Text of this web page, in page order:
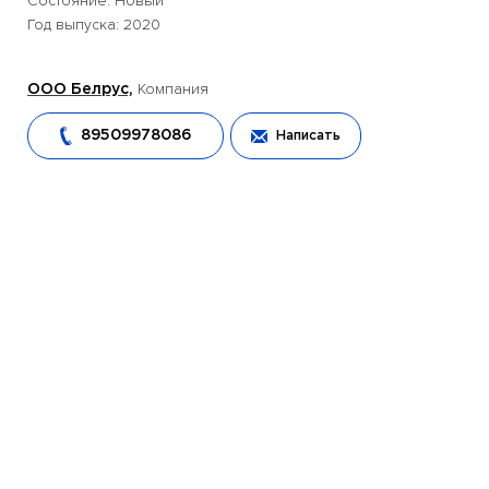
Год выпуска: 2020
ООО Белрус, Компания
89509978086 Написать